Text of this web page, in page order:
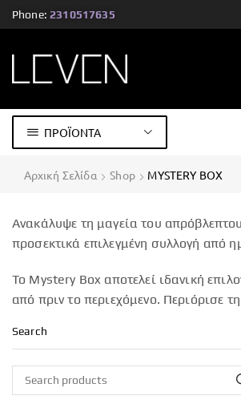
Phone: 2310517635
ΠΡΟΪΟΝΤΑ
Αρχική Σελίδα Shop MYSTERY BOX
Ανακάλυψε τη μαγεία του
προσεκτικά επιλεγμένη συλλογή από
Το Mystery Box αποτελεί ιδανική
από πριν το περιεχόμενο. Περιόρισε
Search